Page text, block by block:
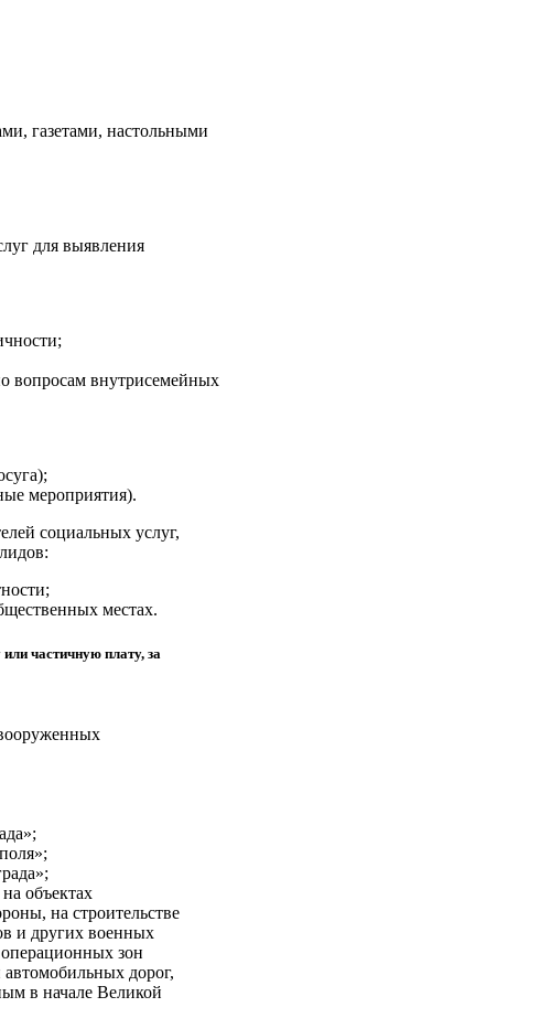
газетами, настольными
для выявления
вопросам внутрисемейных
мероприятия).
социальных услуг,
местах.
частичную плату, за
объектах
на строительстве
и других военных
зон
дорог,
в начале Великой